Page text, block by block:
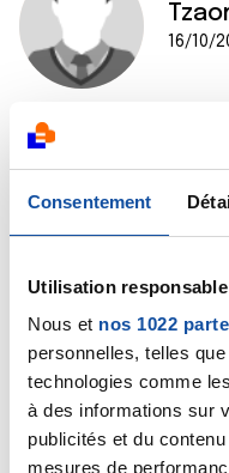
Consentement
Utilisation
Nous et nos 1022
personnelles, telles
technologies comme
à des informations sur
publicités et du
mesures de
16/10/
Bonjour, j’ai eu le
chimio orale sur une
supportable.
point que je n’ai pas
diminuer cela, soyez
peau et parlez en
et les manipulateurs
J’ai également
pertinents https://
tumeur-